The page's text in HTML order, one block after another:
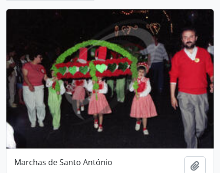
Marchas de Santo António